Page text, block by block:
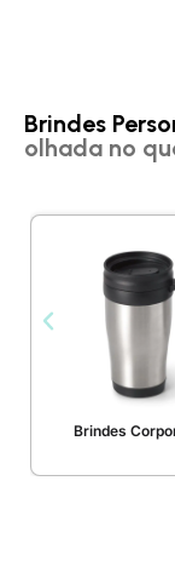
Brindes
olhada no
Brindes